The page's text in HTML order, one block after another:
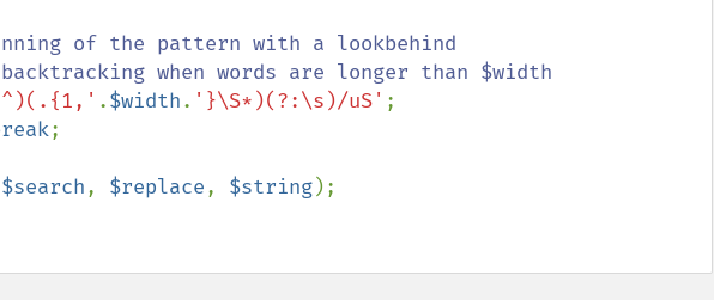
of the pattern with a lookbehind
.$width. '}\S*)(?:\s)/uS' ;
;
$search, $replace, $string);